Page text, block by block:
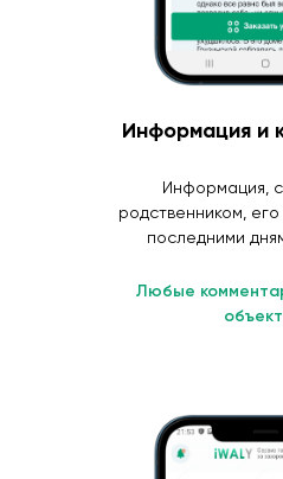
Информация и
Информация,
родственником,
последними
Любые